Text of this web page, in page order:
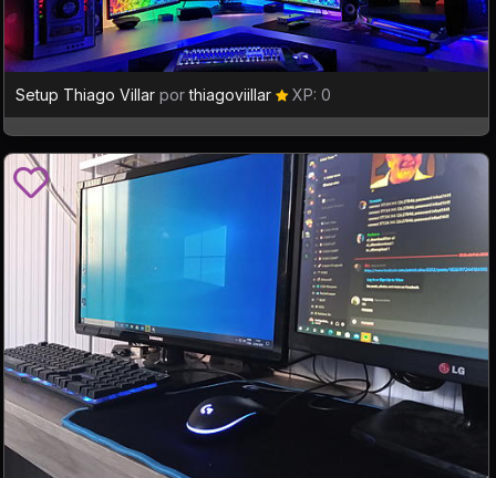
Setup Thiago Villar porthiagoviillar XP: 0